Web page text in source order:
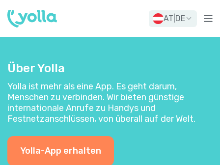
AT DE
Über Yolla
Yolla ist mehr als eine App. Es geht darum,
Menschen zu verbinden. Wir bieten günstige
internationale Anrufe zu Handys und
Festnetzanschlüssen, von überall auf der Welt.
Yolla-App erhalten